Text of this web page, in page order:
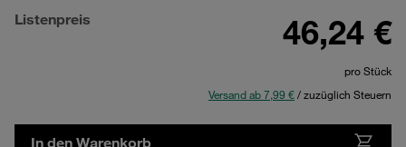
Listenpreis 46,24 €
pro Stück
Versand ab 7,99 €/ zuzüglich Steuern
In den Warenkorb